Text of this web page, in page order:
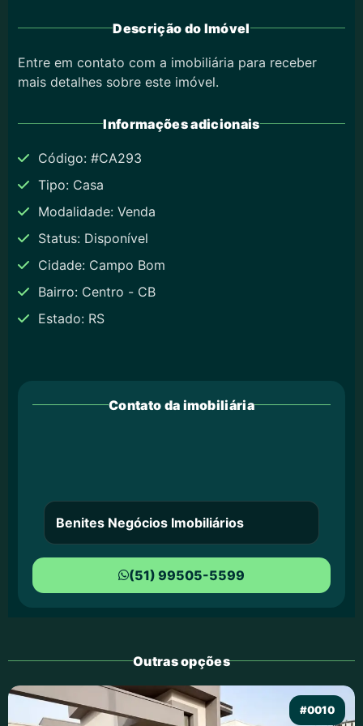
Descrição do Imóvel
Entre em contato com a imobiliária para receber
mais detalhes sobre este imóvel.
Informações adicionais
Código: #CA293
Tipo: Casa
Modalidade: Venda
Status: Disponível
Cidade: Campo Bom
Bairro: Centro - CB
Estado: RS
Contato da imobiliária
Benites Negócios Imobiliários
(51) 99505-5599
Outras opções
#0010